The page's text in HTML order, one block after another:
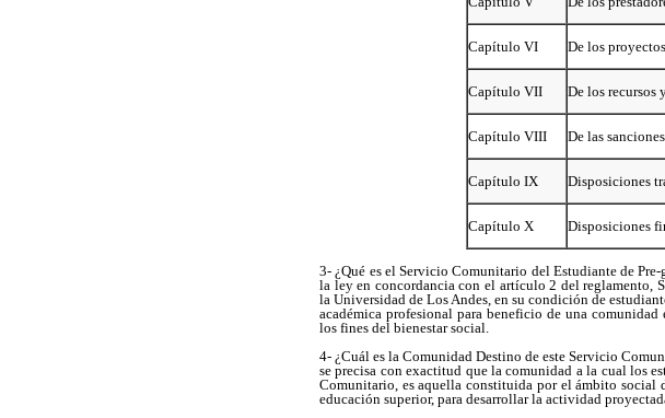
Capítulo VI De los proyectos
Capítulo VII De los recursos
Capítulo VIII De las sanciones
Capítulo IX Disposiciones
Capítulo X Disposiciones
3- ¿Qué es el Servicio Comunitario del Estudiante de
la ley en concordancia con el artículo 2 del reglamento,
la Universidad de Los Andes, en su condición de
académica profesional para beneficio de una
los fines del bienestar social.
4- ¿Cuál es la Comunidad Destino de este Servicio
se precisa con exactitud que la comunidad a la cual los
Comunitario, es aquella constituida por el ámbito
educación superior, para desarrollar la actividad